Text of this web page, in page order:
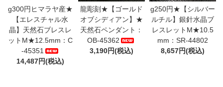
g300円ヒマラヤ産★
【エレスチャル水
晶】天然石ブレスレ
ットM★12.5mm：C
-45351
14,487円(税込)
龍彫刻★【ゴールド
オブシディアン】★
天然石ペンダント：
OB-45362
3,190円(税込)
g250円★【シルバー
ルチル】銀針水晶ブ
レスレットM★10.5
mm：SR-44802
8,657円(税込)